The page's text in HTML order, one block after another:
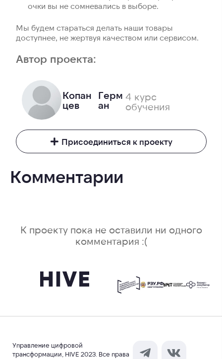
очки вы не сомневались в выборе.
Мы будем стараться делать наши товары
доступнее, не жертвуя качеством или сервисом.
Автор проекта:
Копан
цев
Герм
ан
4 курс
обучения
Присоединиться к проекту
Комментарии
К проекту пока не оставили ни одного
комментария :(
Управление цифровой
трансформации, HIVE 2023. Все права